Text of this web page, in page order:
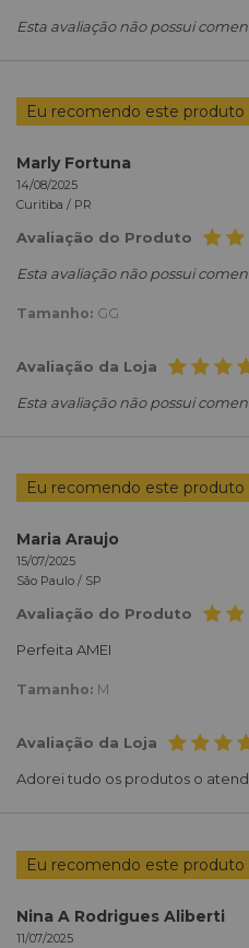
Esta avaliação não possui
Eu recomendo este produto
Marly Fortuna
14/08/2025
Curitiba / PR
Avaliação do Produto
Esta avaliação não possui
Tamanho: GG
Avaliação da Loja
Esta avaliação não possui
Eu recomendo este produto
Maria Araujo
15/07/2025
São Paulo / SP
Avaliação do Produto
Perfeita AMEI
Tamanho: M
Avaliação da Loja
Adorei tudo os produtos o
Eu recomendo este produto
Nina A Rodrigues Aliberti
11/07/2025